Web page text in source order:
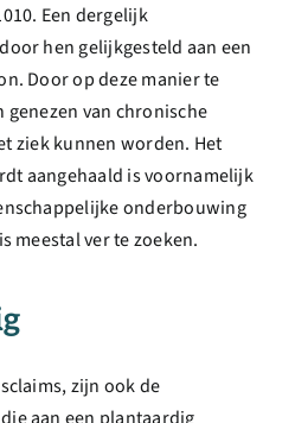
Een dergelijk
hen gelijkgesteld aan een
Door op deze manier te
van chronische
ziek kunnen worden. Het
aangehaald is voornamelijk
onderbouwing
meestal ver te zoeken.
zijn ook de